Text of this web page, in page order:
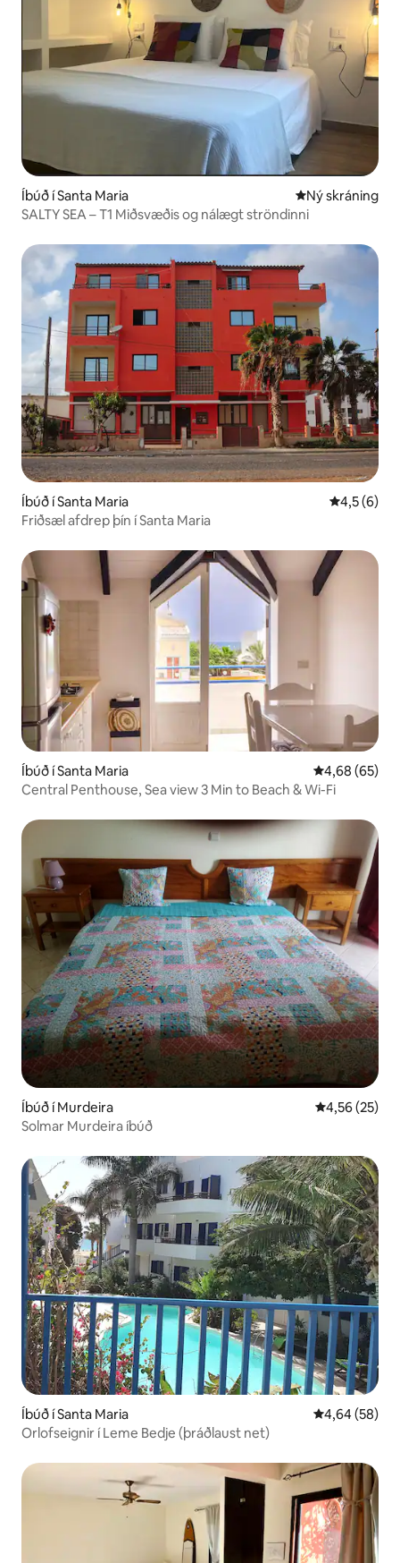
Íbúð í Santa Maria Ný gistiaðstaða
Ný skráning
SALTY SEA – T1 Miðsvæðis og nálægt ströndinni
Íbúð í Santa Maria 4,5 af 5 í
4,5 (6)
Friðsæl afdrep þín í Santa Maria
Íbúð í Santa Maria 4,68 af 5 í
4,68 (65)
Central Penthouse, Sea view 3 Min to Beach & Wi-Fi
Íbúð í Murdeira 4,56 af 5 í
4,56 (25)
Solmar Murdeira íbúð
Íbúð í Santa Maria 4,64 af 5 í
4,64 (58)
Orlofseignir í Leme Bedje (þráðlaust net)